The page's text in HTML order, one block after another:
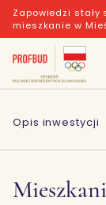
Zapowiedzi stały
mieszkanie w
Opis inwestycji